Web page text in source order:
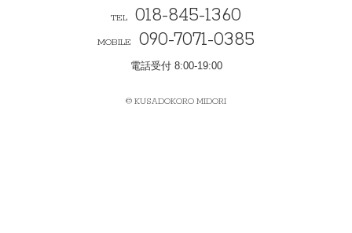
© KUSADOKORO MIDORI
TEL 018-845-1360
MOBILE 090-7071-0385
電話受付 8:00-19:00